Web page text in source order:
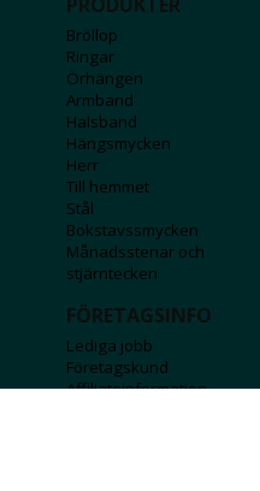
Bröllop
Ringar
Örhängen
Armband
Halsband
Hängsmycken
Herr
Till hemmet
Stål
Bokstavssmycken
Månadsstenar och
stjärntecken
FÖRETAGSINFO
Lediga jobb
Företagskund
Affiliateinformation